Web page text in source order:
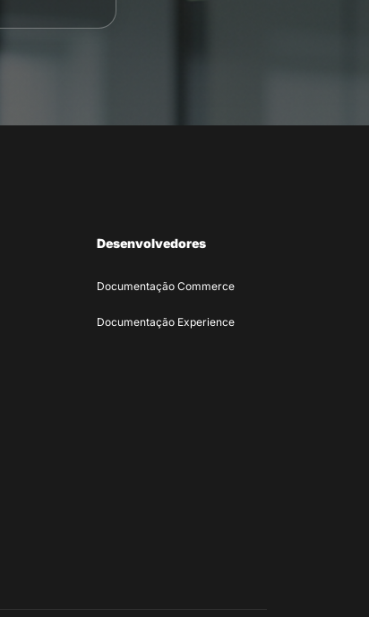
Desenvolvedores
Documentação Commerce
Documentação Experience